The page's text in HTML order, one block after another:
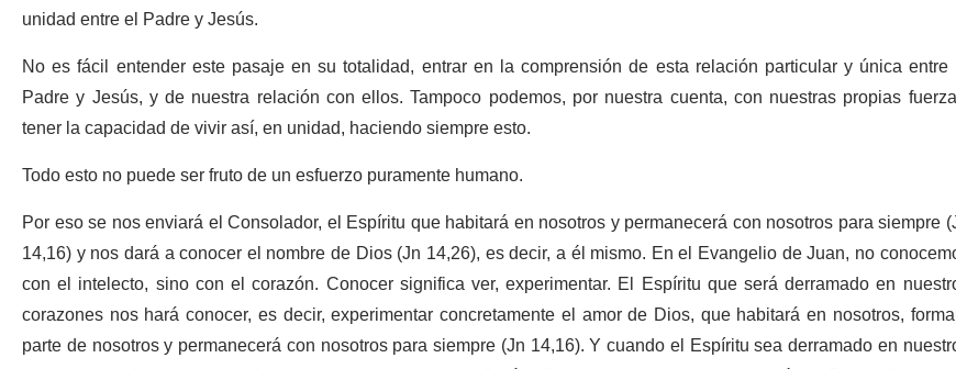
unidad entre el Padre y Jesús.
No es fácil entender este pasaje en su totalidad, entrar en la comprensión de esta relación particular y única
Padre y Jesús, y de nuestra relación con ellos. Tampoco podemos, por nuestra cuenta, con nuestras propias
tener la capacidad de vivir así, en unidad, haciendo siempre esto.
Todo esto no puede ser fruto de un esfuerzo puramente humano.
Por eso se nos enviará el Consolador, el Espíritu que habitará en nosotros y permanecerá con nosotros para siempre
14,16) y nos dará a conocer el nombre de Dios (Jn 14,26), es decir, a él mismo. En el Evangelio de Juan, no
con el intelecto, sino con el corazón. Conocer significa ver, experimentar. El Espíritu que será derramado en
corazones nos hará conocer, es decir, experimentar concretamente el amor de Dios, que habitará en nosotros,
parte de nosotros y permanecerá con nosotros para siempre (Jn 14,16). Y cuando el Espíritu sea derramado en